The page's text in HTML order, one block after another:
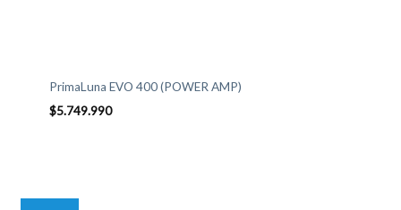
PrimaLuna EVO 400 (POWER AMP)
$5.749.990